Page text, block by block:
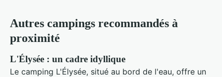
Autres campings recommandés à
proximité
L'Élysée : un cadre idyllique
Le camping L'Élysée, situé au bord de l'eau, offre un